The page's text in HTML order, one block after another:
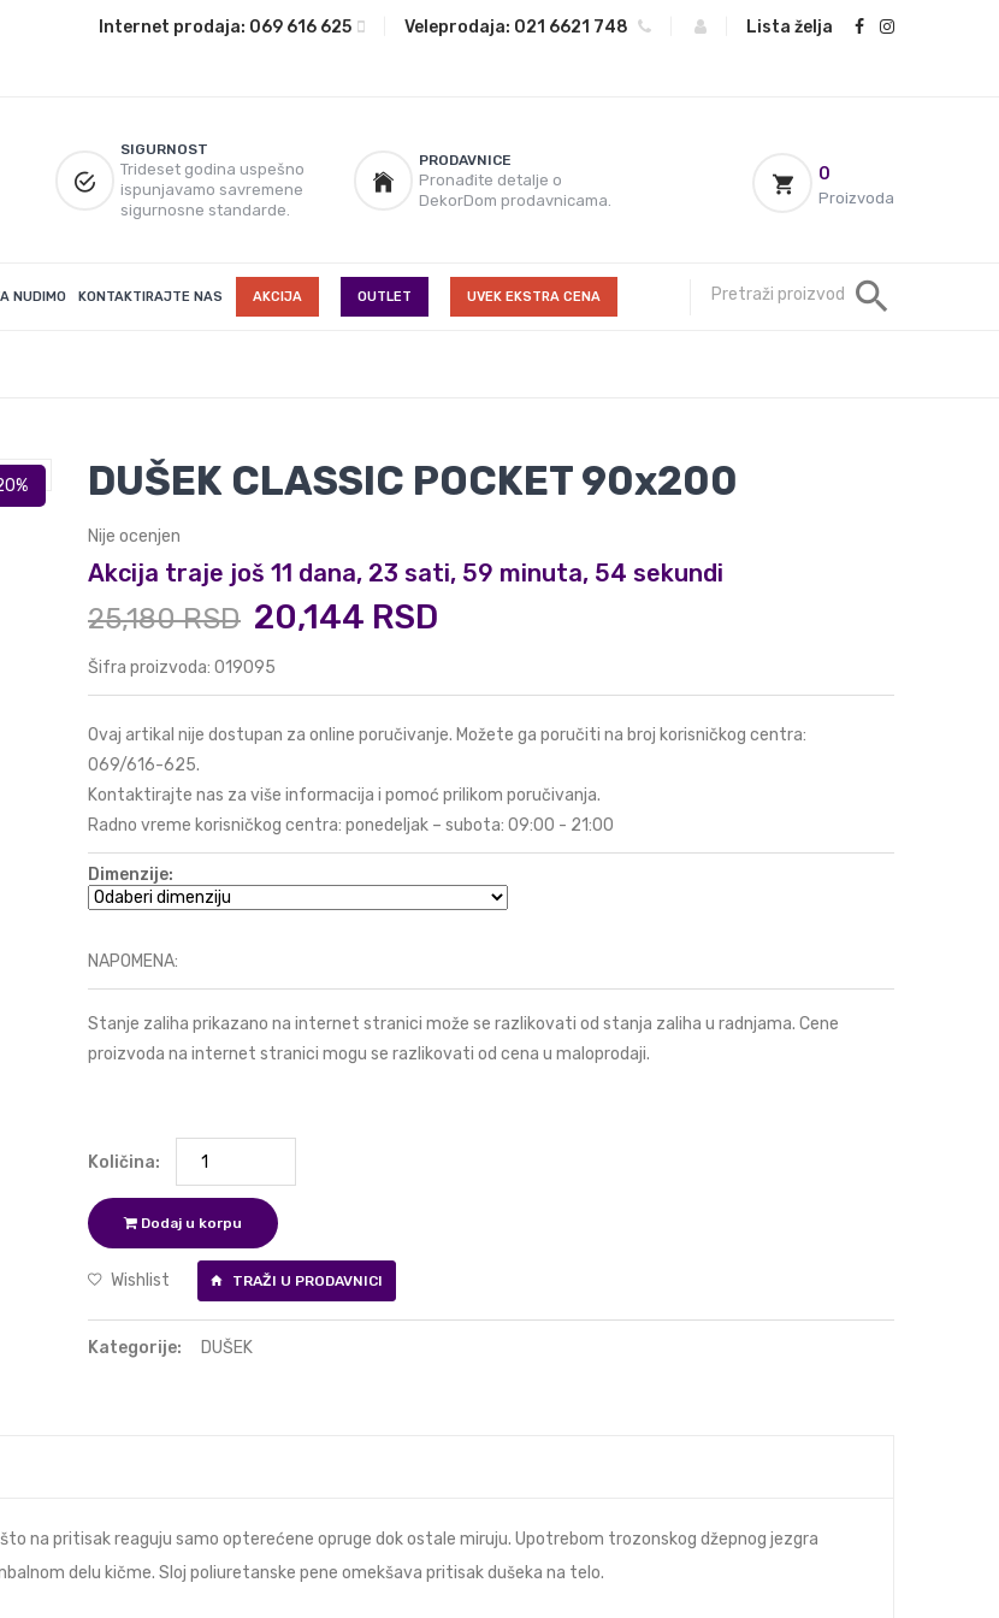
Internet prodaja: 069 616 625 Veleprodaja: 021 6621 748 Lista želja
SIGURNOST
Trideset godina uspešno
ispunjavamo savremene
sigurnosne standarde.
PRODAVNICE
Pronađite detalje o
DekorDom prodavnicama.
0
Proizvoda
NUDIMO KONTAKTIRAJTE NAS AKCIJA OUTLET UVEK EKSTRA CENA
DUŠEK CLASSIC POCKET 90x200
Nije ocenjen
Akcija traje još 11 dana, 23 sati, 59 minuta, 53 sekundi
25,180 RSD 20,144 RSD
Šifra proizvoda: 019095
Ovaj artikal nije dostupan za online poručivanje. Možete ga poručiti na broj korisničkog centra:
069/616-625.
Kontaktirajte nas za više informacija i pomoć prilikom poručivanja.
Radno vreme korisničkog centra: ponedeljak – subota: 09:00 - 21:00
Dimenzije:
NAPOMENA:
Stanje zaliha prikazano na internet stranici može se razlikovati od stanja zaliha u radnjama. Cene
proizvoda na internet stranici mogu se razlikovati od cena u maloprodaji.
Količina:
Dodaj u korpu
Wishlist TRAŽI U PRODAVNICI
Kategorije: DUŠEK
na pritisak reaguju samo opterećene opruge dok ostale miruju. Upotrebom trozonskog džepnog jezgra
delu kičme. Sloj poliuretanske pene omekšava pritisak dušeka na telo.